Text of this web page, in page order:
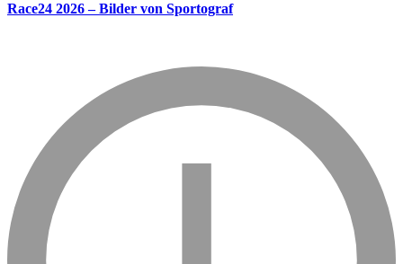
Race24 2026 – Bilder von Sportograf